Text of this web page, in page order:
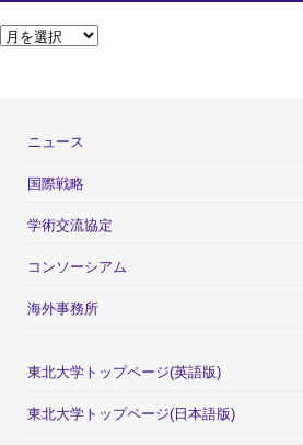
ニュース
国際戦略
学術交流協定
コンソーシアム
海外事務所
東北大学トップページ(英語版)
東北大学トップページ(日本語版)